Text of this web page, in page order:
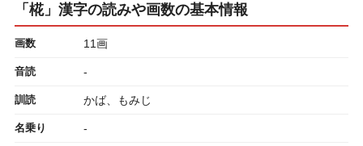
「椛」漢字の読みや画数の基本情報
画数 11画
音読 -
訓読 かば、もみじ
名乗り -